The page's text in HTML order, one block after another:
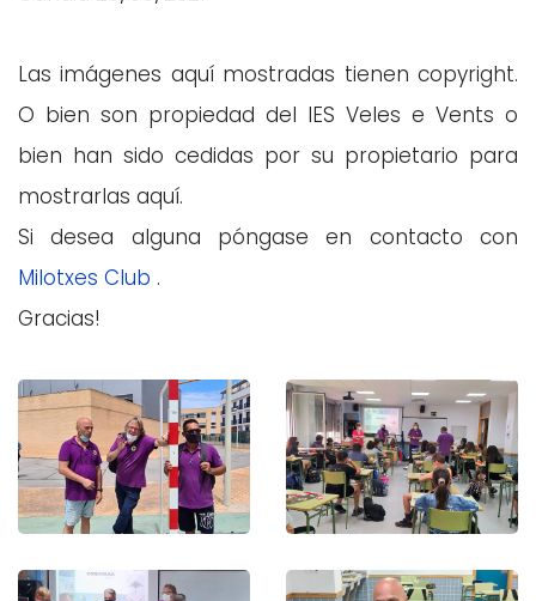
Las imágenes aquí mostradas tienen copyright.
O bien son propiedad del IES Veles e Vents o
bien han sido cedidas por su propietario para
mostrarlas aquí.
Si desea alguna póngase en contacto con
Milotxes Club .
Gracias!